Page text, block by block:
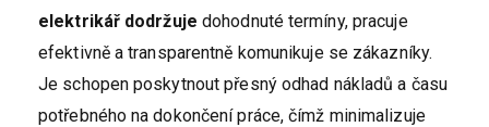
elektrikář dodržuje dohodnuté termíny, pracuje
efektivně a transparentně komunikuje se zákazníky.
Je schopen poskytnout přesný odhad nákladů a času
potřebného na dokončení práce, čímž minimalizuje